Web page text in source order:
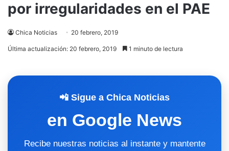
por irregularidades en el PAE
Chica Noticias 20 febrero, 2019
Última actualización: 20 febrero, 2019 1 minuto de lectura
📲 Sigue a Chica Noticias
en Google News
Recibe nuestras noticias al instante y mantente